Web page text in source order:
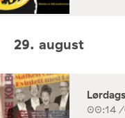
29. august
00:14 /